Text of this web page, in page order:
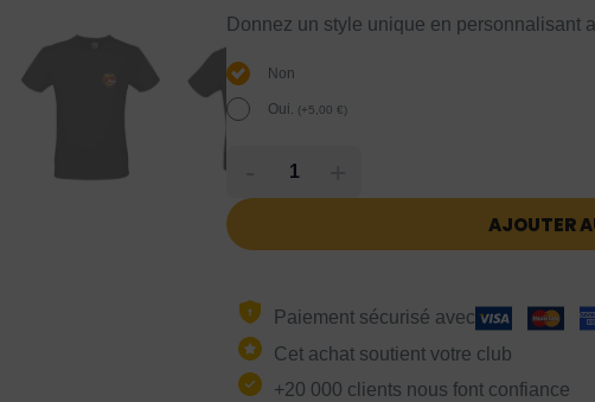
Donnez un style unique en personnalisant
Non
Oui. (+5,00 €)
AJOUTER
Paiement sécurisé avec
Cet achat soutient votre club
+20 000 clients nous font confiance